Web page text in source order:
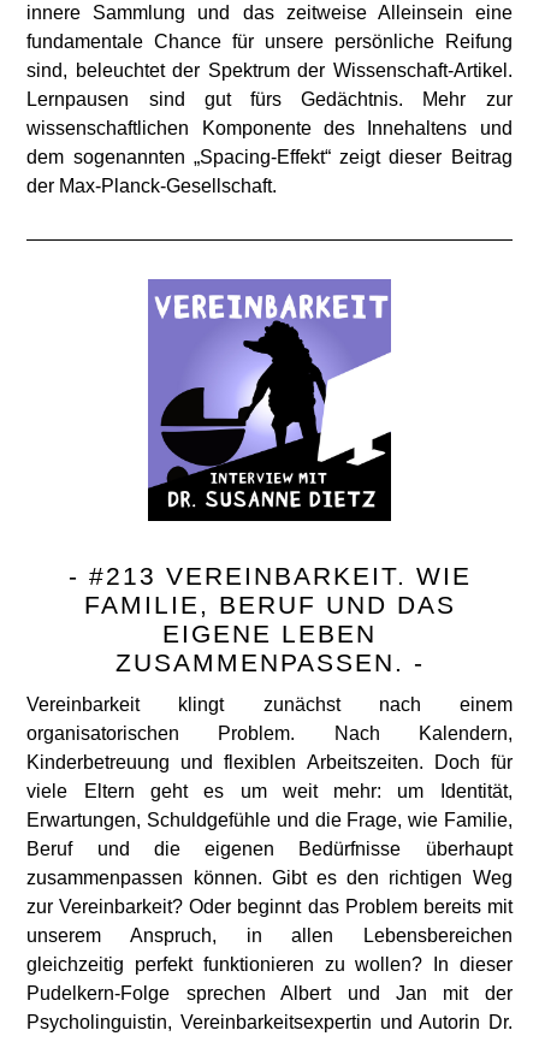
innere Sammlung und das zeitweise Alleinsein eine
fundamentale Chance für unsere persönliche Reifung
sind, beleuchtet der Spektrum der Wissenschaft-Artikel.
Lernpausen sind gut fürs Gedächtnis. Mehr zur
wissenschaftlichen Komponente des Innehaltens und
dem sogenannten „Spacing-Effekt“ zeigt dieser Beitrag
der Max-Planck-Gesellschaft.
- #213 VEREINBARKEIT. WIE
FAMILIE, BERUF UND DAS
EIGENE LEBEN
ZUSAMMENPASSEN. -
Vereinbarkeit klingt zunächst nach einem
organisatorischen Problem. Nach Kalendern,
Kinderbetreuung und flexiblen Arbeitszeiten. Doch für
viele Eltern geht es um weit mehr: um Identität,
Erwartungen, Schuldgefühle und die Frage, wie Familie,
Beruf und die eigenen Bedürfnisse überhaupt
zusammenpassen können. Gibt es den richtigen Weg
zur Vereinbarkeit? Oder beginnt das Problem bereits mit
unserem Anspruch, in allen Lebensbereichen
gleichzeitig perfekt funktionieren zu wollen? In dieser
Pudelkern-Folge sprechen Albert und Jan mit der
Psycholinguistin, Vereinbarkeitsexpertin und Autorin Dr.